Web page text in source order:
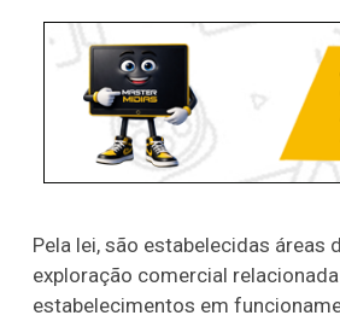
Pela lei, são estabelecidas
exploração comercial
estabelecimentos em